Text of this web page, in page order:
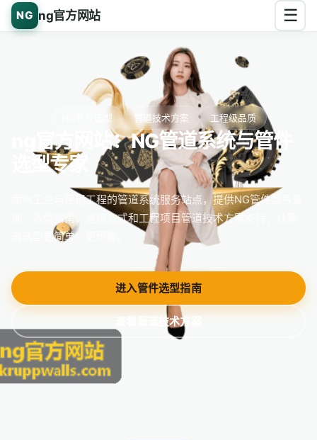
NG ng官方网站 ☰
NG管件选型 管道技术方案 工程级品质
ng官方网站：NG管道系统与管件
选型专家
面向工业与民用工程的管道系统服务站点，提供NG管件型号查
询、选型指南、连接方式和工程项目管道技术方案支持，让管
道选型更简单、更可靠。
进入管件选型指南
查看管道技术方案